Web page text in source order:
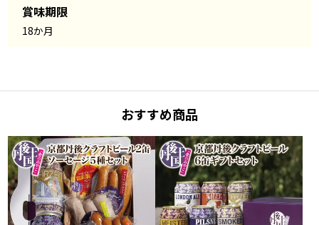
賞味期限
18か月
おすすめ商品